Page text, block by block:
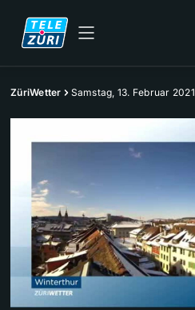
ZüriWetter Samstag, 13. Februar 2021